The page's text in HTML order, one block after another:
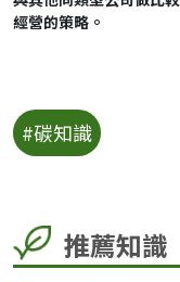
經營的策略。
#碳知識
推薦知識